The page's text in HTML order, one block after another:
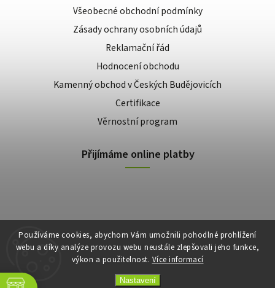
Používáme cookies, abychom Vám umožnili pohodlné prohlížení
webu a díky analýze provozu webu neustále zlepšovali jeho funkce,
výkon a použitelnost. Více informací
Nastavení
Všeobecné obchodní podmínky
Zásady ochrany osobních údajů
Reklamační řád
Hodnocení obchodu
Kamenný obchod v Českých Budějovicích
Certifikace
Věrnostní program
Přijímáme online platby
Copyright 2026E-shop Slunečnice. Všechna práva vyhrazena.
VytvořilShoptet| Design